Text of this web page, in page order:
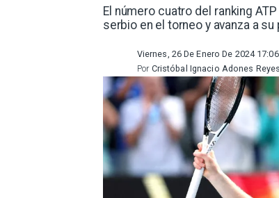
​El número cuatro del ranking
serbio en el torneo y avanza a
Viernes, 26 De Enero De 2024 17:06
Cristóbal Ignacio Adones Reyes
Por